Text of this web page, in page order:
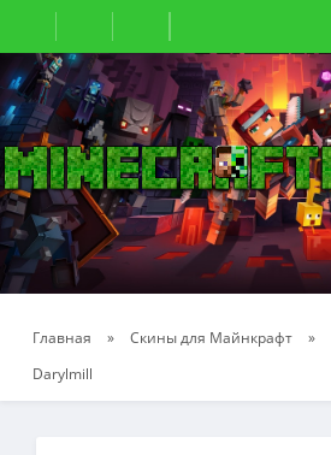
Главная » Скины для Майнкрафт »
Darylmill